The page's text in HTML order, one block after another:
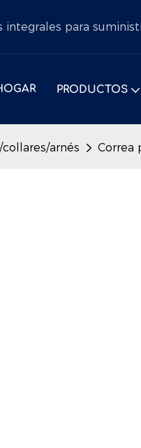
para
PRODUCTOS
collares/arnés Correa